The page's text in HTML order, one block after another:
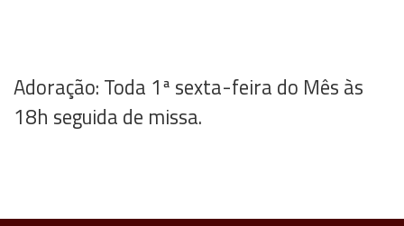
Adoração: Toda 1ª sexta-feira do Mês às
18h seguida de missa.